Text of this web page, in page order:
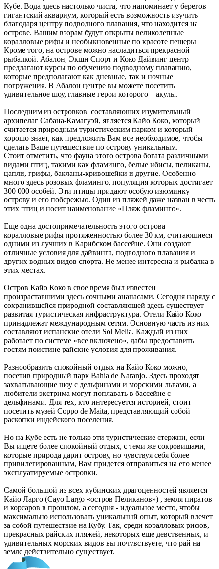
Кубе. Вода здесь настолько чиста, что напоминает у берегов
гигантский аквариум, который есть возможность изучить
благодаря центру подводного плавания, что находится на
острове. Вашим взорам будут открыты великолепные
коралловые рифы и необыкновенные по красоте пещеры.
Кроме того, на острове можно насладиться прекрасной
рыбалкой. Абалон, Экшн Спорт и Коко Дайвинг центр
предлагают курсы по обучению подводному плаванию,
которые предполагают как дневные, так и ночные
погружения. В Абалон центре вы можете посетить
удивительное шоу, главные герои которого – акулы.
Последним из островков, составляющих изумительный
архипелаг Сабана-Камагуэй, является Кайо Коко, который
считается природным туристическим парком и который
хорошо знает, как предложить Вам все необходимое, чтобы
сделать Ваше путешествие по острову уникальным.
Стоит отметить, что фауна этого острова богата различными
видами птиц, такими как фламинго, белые ибисы, пеликаны,
цапли, грифы, бакланы-кривошейки и другие. Особенно
много здесь розовых фламинго, популяция которых достигает
300 000 особей. Эти птицы придают особую изюминку
острову и его побережью. Один из пляжей даже назван в честь
этих птиц и носит наименование «Пляж фламинго».
Еще одна достопримечательность этого острова —
коралловые рифы протяженностью более 30 км, считающиеся
одними из лучших в Карибском бассейне. Они создают
отличные условия для дайвинга, подводного плавания и
других водных видов спорта. Не менее интересна и рыбалка в
этих местах.
Остров Кайо Коко в свое время был известен
произраставшими здесь сочными ананасами. Сегодня наряду с
сохранившейся природной составляющей здесь существует
развитая туристическая инфраструктура. Отели Кайо Коко
принадлежат международным сетям. Основную часть из них
составляют испанские отели Sol Melia. Каждый из них
работает по системе «все включено», дабы предоставить
гостям поистине райские условия для проживания.
Разнообразить спокойный отдых на Кайо Коко можно,
посетив природный парк Bahia de Naranjo. Здесь проходят
захватывающие шоу с дельфинами и морскими львами, а
любители экстрима могут поплавать в бассейне с
дельфинами. Для тех, кто интересуется историей, стоит
посетить музей Сорро de Maita, представляющий собой
раскопки индейского поселения.
Но на Кубе есть не только эти туристические стержни, если
Вы ищете более спокойный отдых, с теми же сокровищами,
которые природа дарит острову, но чувствуя себя более
привилегированным, Вам придется отправиться на его менее
эксплуатируемые островки.
Самой большой из всех кубинских драгоценностей является
Кайо Ларго (Cayo Largo «остров Пеликанов») , земля пиратов
и корсаров в прошлом, а сегодня - идеальное место, чтобы
максимально использовать уникальный опыт, который влечет
за собой путешествие на Кубу. Так, среди коралловых рифов,
прекрасных райских пляжей, некоторых еще девственных, и
удивительных морских видов вы почувствуете, что рай на
земле действительно существует.